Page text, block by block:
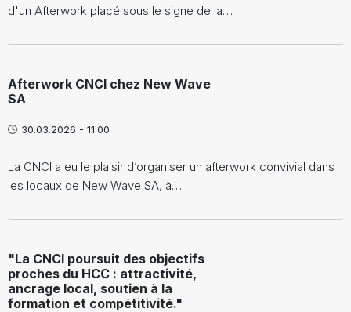
d'un Afterwork placé sous le signe de la…
Afterwork CNCI chez New Wave
SA
30.03.2026 - 11:00
La CNCI a eu le plaisir d’organiser un afterwork convivial dans
les locaux de New Wave SA, à…
"La CNCI poursuit des objectifs
proches du HCC : attractivité,
ancrage local, soutien à la
formation et compétitivité."